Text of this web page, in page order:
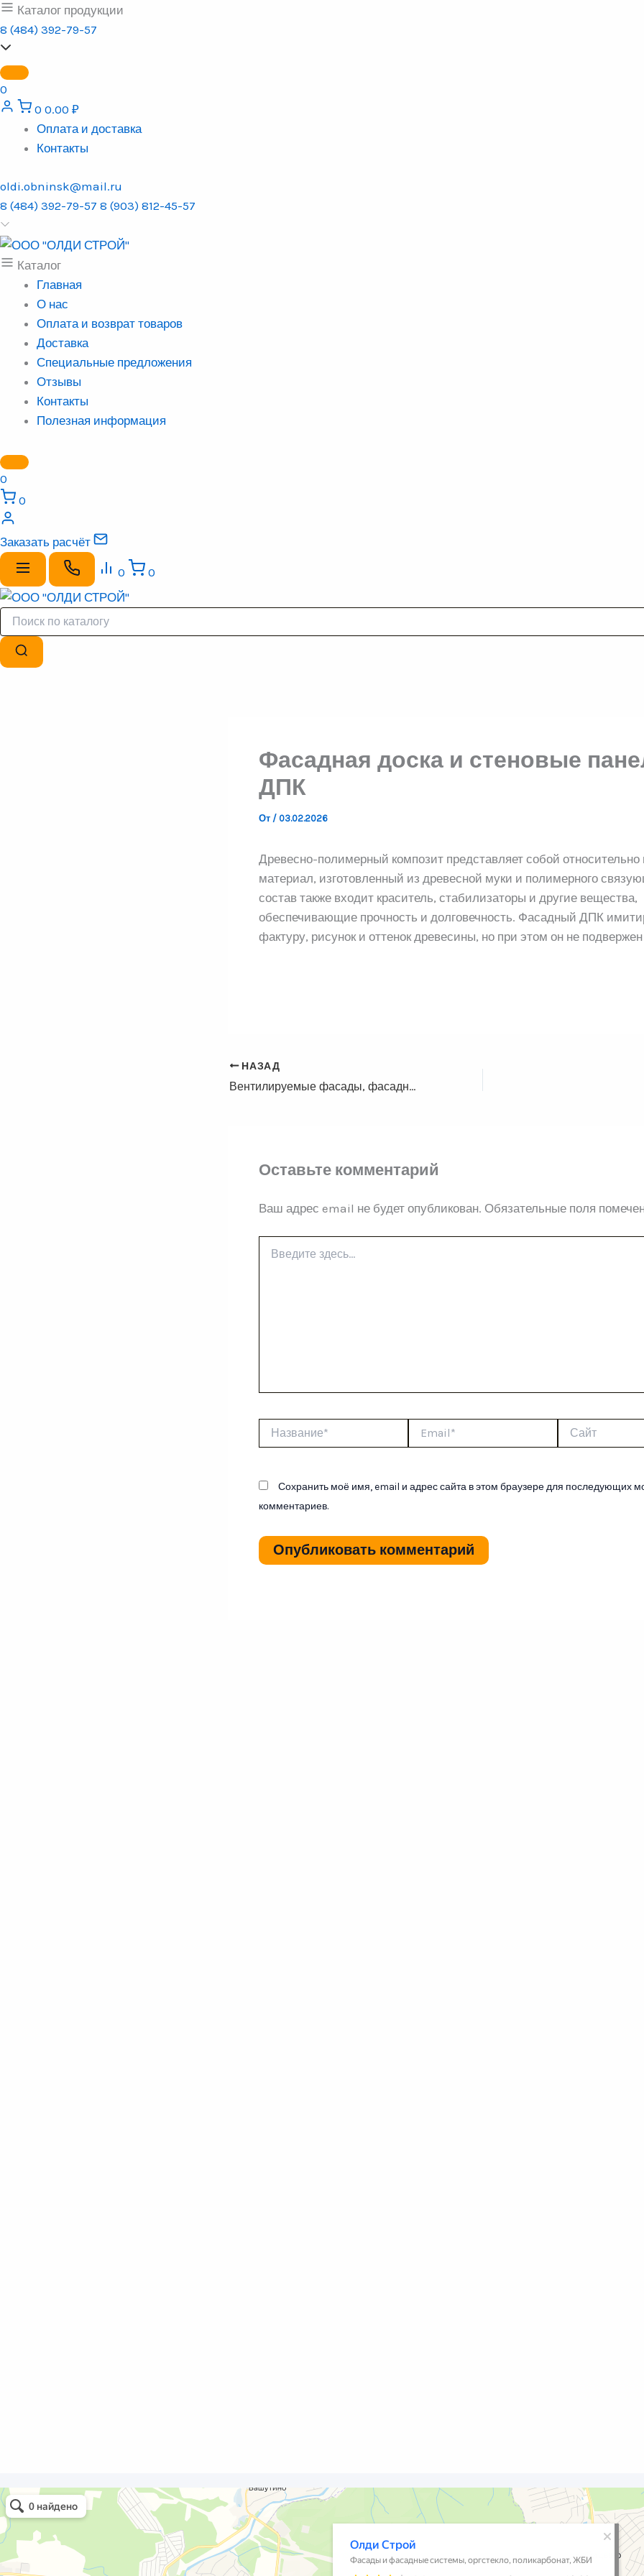
Перейти
к
содержимому
Каталог продукции
8 (484) 392-79-57
0
0 0.00 ₽
Оплата и доставка
Контакты
oldi.obninsk@mail.ru
8 (484) 392-79-57 8 (903) 812-45-57
Каталог
Главная
О нас
Оплата и возврат товаров
Доставка
Специальные предложения
Отзывы
Контакты
Полезная информация
0
0
Заказать расчёт
0 0
Фасадная доска и стеновые
ДПК
От / 03.02.2026
Древесно-полимерный композит представляет собой относительно
материал, изготовленный из древесной муки и полимерного
состав также входит краситель, стабилизаторы и другие вещества,
обеспечивающие прочность и долговечность. Фасадный ДПК
фактуру, рисунок и оттенок древесины, но при этом он не
НАЗАД
Вентилируемые фасады, фасадные панели, термопанели
Оставьте комментарий
Ваш адрес email не будет опубликован. Обязательные поля
здесь...
Сохранить моё имя, email и адрес сайта в этом браузере для последующих
комментариев.
Олди Строй
Фасады и фасадные системы в Обнинске
Оргстекло, поликарбонат в Обнинске